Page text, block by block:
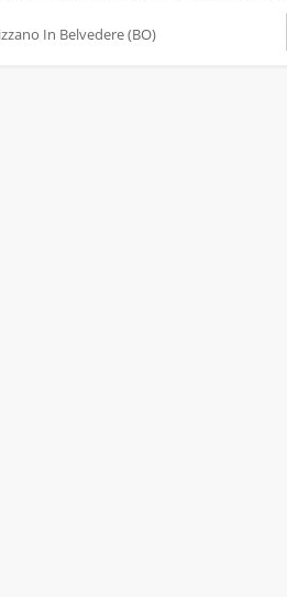
In Belvedere(BO)